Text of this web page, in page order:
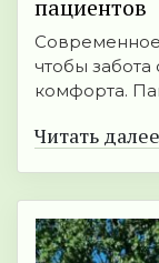
пациентов
чтобы забота
комфорта.
Читать далее